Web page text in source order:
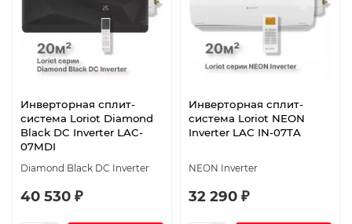
Инверторная сплит-
система Loriot Diamond
Black DC Inverter LAC-
07MDI
Diamond Black DC Inverter
40 530 ₽
Инверторная сплит-
система Loriot NEON
Inverter LAC IN-07TA
NEON Inverter
32 290 ₽